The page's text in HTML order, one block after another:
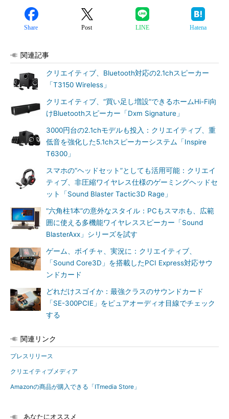
Share Post LINE Hatena
関連記事
クリエイティブ、Bluetooth対応の2.1chスピーカー
「T3150 Wireless」
クリエイティブ、“買い足し増設”できるホームHi-Fi向
けBluetoothスピーカー「Dxm Signature」
3000円台の2.1chモデルも投入：クリエイティブ、重
低音を強化した5.1chスピーカーシステム「Inspire
T6300」
スマホの“ヘッドセット”としても活用可能：クリエイ
ティブ、非圧縮ワイヤレス仕様のゲーミングヘッドセ
ット「Sound Blaster Tactic3D Rage」
“六角柱1本”の意外なスタイル：PCもスマホも、広範
囲に使える多機能ワイヤレススピーカー「Sound
BlasterAxx」シリーズを試す
ゲーム、ボイチャ、実況に：クリエイティブ、
「Sound Core3D」を搭載したPCI Express対応サウ
ンドカード
どれだけスゴイか：最強クラスのサウンドカード
「SE-300PCIE」をピュアオーディオ目線でチェック
する
関連リンク
プレスリリース
クリエイティブメディア
Amazonの商品が購入できる「ITmedia Store」
あなたにオススメ